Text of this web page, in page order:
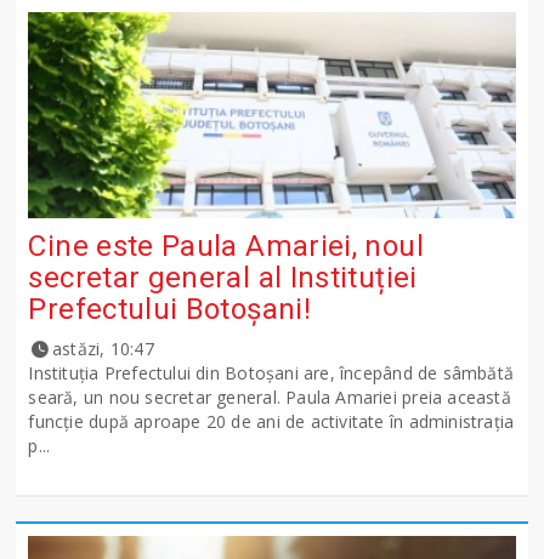
Cine este Paula Amariei, noul
secretar general al Instituției
Prefectului Botoșani!
astăzi, 10:47
Instituția Prefectului din Botoșani are, începând de sâmbătă
seară, un nou secretar general. Paula Amariei preia această
funcție după aproape 20 de ani de activitate în administrația
p...